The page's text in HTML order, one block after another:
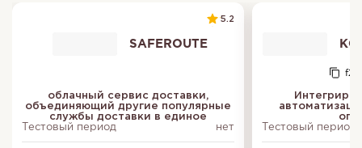
5.2
SAFEROUTE
облачный сервис доставки,
объединяющий другие популярные
службы доставки в единое
Тестовый период
нет
Тестовый период